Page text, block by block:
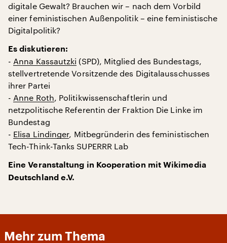
digitale Gewalt? Brauchen wir – nach dem Vorbild
einer feministischen Außenpolitik – eine feministische
Digitalpolitik?
Es diskutieren:
- Anna Kassautzki (SPD), Mitglied des Bundestags,
stellvertretende Vorsitzende des Digitalausschusses
ihrer Partei
- Anne Roth, Politikwissenschaftlerin und
netzpolitische Referentin der Fraktion Die Linke im
Bundestag
- Elisa Lindinger, Mitbegründerin des feministischen
Tech-Think-Tanks SUPERRR Lab
Eine Veranstaltung in Kooperation mit Wikimedia
Deutschland e.V.
Mehr zum Thema